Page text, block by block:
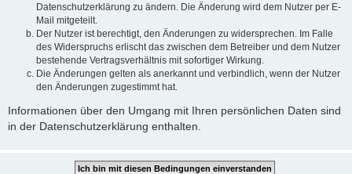
Datenschutzerklärung zu ändern. Die Änderung wird dem Nutzer per E-
Mail mitgeteilt.
Der Nutzer ist berechtigt, den Änderungen zu widersprechen. Im Falle
des Widerspruchs erlischt das zwischen dem Betreiber und dem Nutzer
bestehende Vertragsverhältnis mit sofortiger Wirkung.
Die Änderungen gelten als anerkannt und verbindlich, wenn der Nutzer
den Änderungen zugestimmt hat.
Informationen über den Umgang mit Ihren persönlichen Daten sind
in der Datenschutzerklärung enthalten.